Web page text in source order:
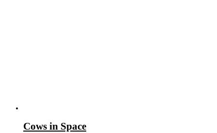
Cows in Space